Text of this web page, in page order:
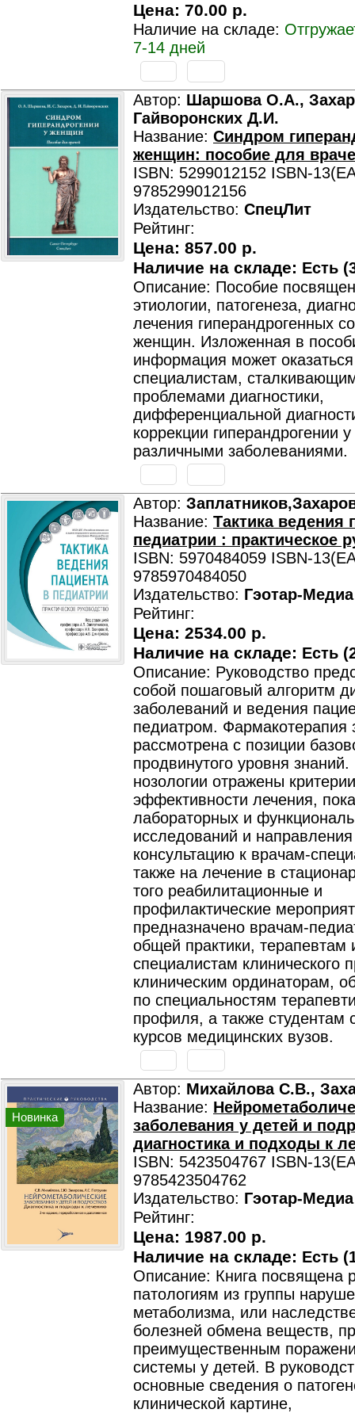
Цена: 70.00 р.
Наличие на складе:
7-14 дней
Автор: Шаршова О.А.,
Гайворонских Д.И.
Название: Синдром
женщин: пособие для
ISBN: 5299012152 ISBN-
9785299012156
Издательство: СпецЛит
Рейтинг:
Цена: 857.00 р.
Наличие на складе: Есть
Описание: Пособие
этиологии, патогенеза,
лечения гиперандрогенных
женщин. Изложенная в
информация может
специалистам,
проблемами диагностики,
дифференциальной
коррекции гиперандрогении
различными заболеваниями.
Автор:
Название: Тактика ведения
педиатрии : практическое
ISBN: 5970484059 ISBN-
9785970484050
Издательство: Гэотар-Медиа
Рейтинг:
Цена: 2534.00 р.
Наличие на складе: Есть
Описание: Руководство
собой пошаговый алгоритм
заболеваний и ведения
педиатром. Фармакотерапия
рассмотрена с позиции
продвинутого уровня
нозологии отражены
эффективности лечения,
лабораторных и
исследований и
консультацию к врачам-
также на лечение в
того реабилитационные и
профилактические
предназначено врачам-
общей практики, терапевтам
специалистам клинического
клиническим ординаторам,
по специальностям
профиля, а также студентам
курсов медицинских вузов.
Новинка
Автор: Михайлова С.В.,
Название:
заболевания у детей и
диагностика и подходы к
ISBN: 5423504767 ISBN-
9785423504762
Издательство: Гэотар-Медиа
Рейтинг:
Цена: 1987.00 р.
Наличие на складе: Есть
Описание: Книга посвящена
патологиям из группы
метаболизма, или
болезней обмена веществ,
преимущественным
системы у детей. В
основные сведения о
клинической картине,